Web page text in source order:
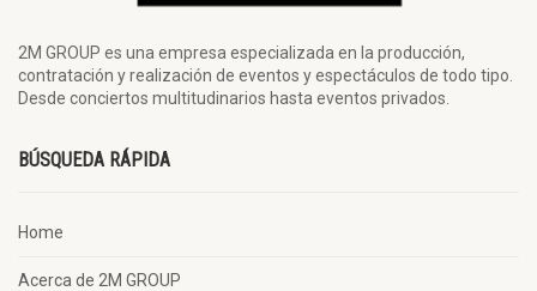
2M GROUP es una empresa especializada en la producción,
contratación y realización de eventos y espectáculos de todo tipo.
Desde conciertos multitudinarios hasta eventos privados.
BÚSQUEDA RÁPIDA
Home
Acerca de 2M GROUP